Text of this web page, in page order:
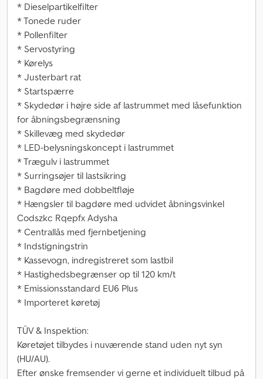
* Dieselpartikelfilter
* Tonede ruder
* Pollenfilter
* Servostyring
* Kørelys
* Justerbart rat
* Startspærre
* Skydedør i højre side af lastrummet med låsefunktion
for åbningsbegrænsning
* Skillevæg med skydedør
* LED-belysningskoncept i lastrummet
* Trægulv i lastrummet
* Surringsøjer til lastsikring
* Bagdøre med dobbeltfløje
* Hængsler til bagdøre med udvidet åbningsvinkel
Codszkc Rqepfx Adysha
* Centrallås med fjernbetjening
* Indstigningstrin
* Kassevogn, indregistreret som lastbil
* Hastighedsbegrænser op til 120 km/t
* Emissionsstandard EU6 Plus
* Importeret køretøj
TÜV & Inspektion:
Køretøjet tilbydes i nuværende stand uden nyt syn
(HU/AU).
Efter ønske fremsender vi gerne et individuelt tilbud på